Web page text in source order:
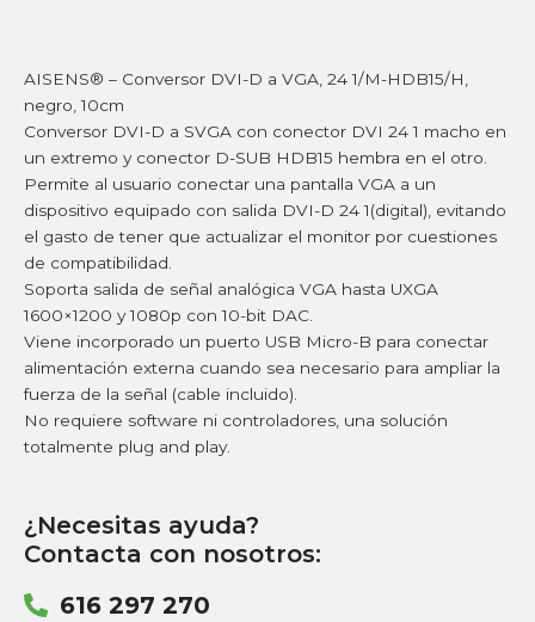
AISENS® – Conversor DVI-D a VGA, 24 1/M-HDB15/H,
negro, 10cm
Conversor DVI-D a SVGA con conector DVI 24 1 macho en
un extremo y conector D-SUB HDB15 hembra en el otro.
Permite al usuario conectar una pantalla VGA a un
dispositivo equipado con salida DVI-D 24 1(digital), evitando
el gasto de tener que actualizar el monitor por cuestiones
de compatibilidad.
Soporta salida de señal analógica VGA hasta UXGA
1600×1200 y 1080p con 10-bit DAC.
Viene incorporado un puerto USB Micro-B para conectar
alimentación externa cuando sea necesario para ampliar la
fuerza de la señal (cable incluido).
No requiere software ni controladores, una solución
totalmente plug and play.
¿Necesitas ayuda?
Contacta con nosotros:
616 297 270